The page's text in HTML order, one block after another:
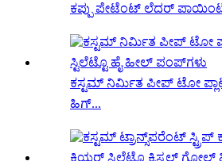
ಕಪ್ಪು ಪೇಟೆಂಟ್ ಲೆದರ್
ಕಸ್ಟಮ್ ನಿರ್ಮಿತ ಪೀಪ್ ಟೋ
ಹಿಗ್...